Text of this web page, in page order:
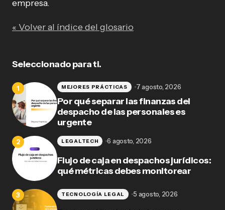
empresa.
« Volver al índice del glosario
Seleccionado para ti.
Por qué separar las finanzas del
despacho de las personales es
urgente
MEJORES PRÁCTICAS 7 agosto, 2026
Flujo de caja en despachos jurídicos:
qué métricas debes monitorear
LEGALTECH 6 agosto, 2026
TECNOLOGÍA LEGAL 5 agosto, 2026